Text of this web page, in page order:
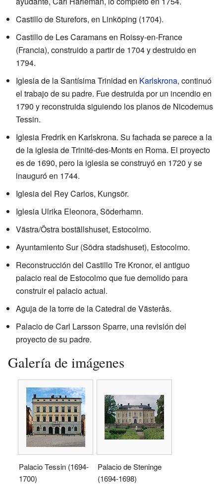
Castillo de Sturefors, en Linköping (1704).
Castillo de Les Caramans en Roissy-en-France
(Francia), construido a partir de 1704 y destruido en
1794.
Iglesia de la Santísima Trinidad en Karlskrona, continuó
el trabajo de su padre. Fue destruida por un incendio en
1790 y reconstruida siguiendo los planos de Nicodemus
Tessin.
Iglesia Fredrik en Karlskrona. Su fachada se parece a la
de la iglesia de Trinité-des-Monts en Roma. El proyecto
es de 1690, pero la iglesia se construyó en 1720 y se
inauguró en 1744.
Iglesia del Rey Carlos, Kungsör.
Iglesia Ulrika Eleonora, Söderhamn.
Västra/Östra boställshuset, Estocolmo.
Ayuntamiento Sur (Södra stadshuset), Estocolmo.
Reconstrucción del Castillo Tre Kronor, el antiguo
palacio real de Estocolmo que fue demolido para
construir el palacio actual.
Aguja de la torre de la Catedral de Västerås.
Palacio de Carl Larsson Sparre, una revisión del
proyecto de su padre.
Galería de imágenes
Palacio Tessin (1694-
1700)
Palacio de Steninge
(1694-1698)